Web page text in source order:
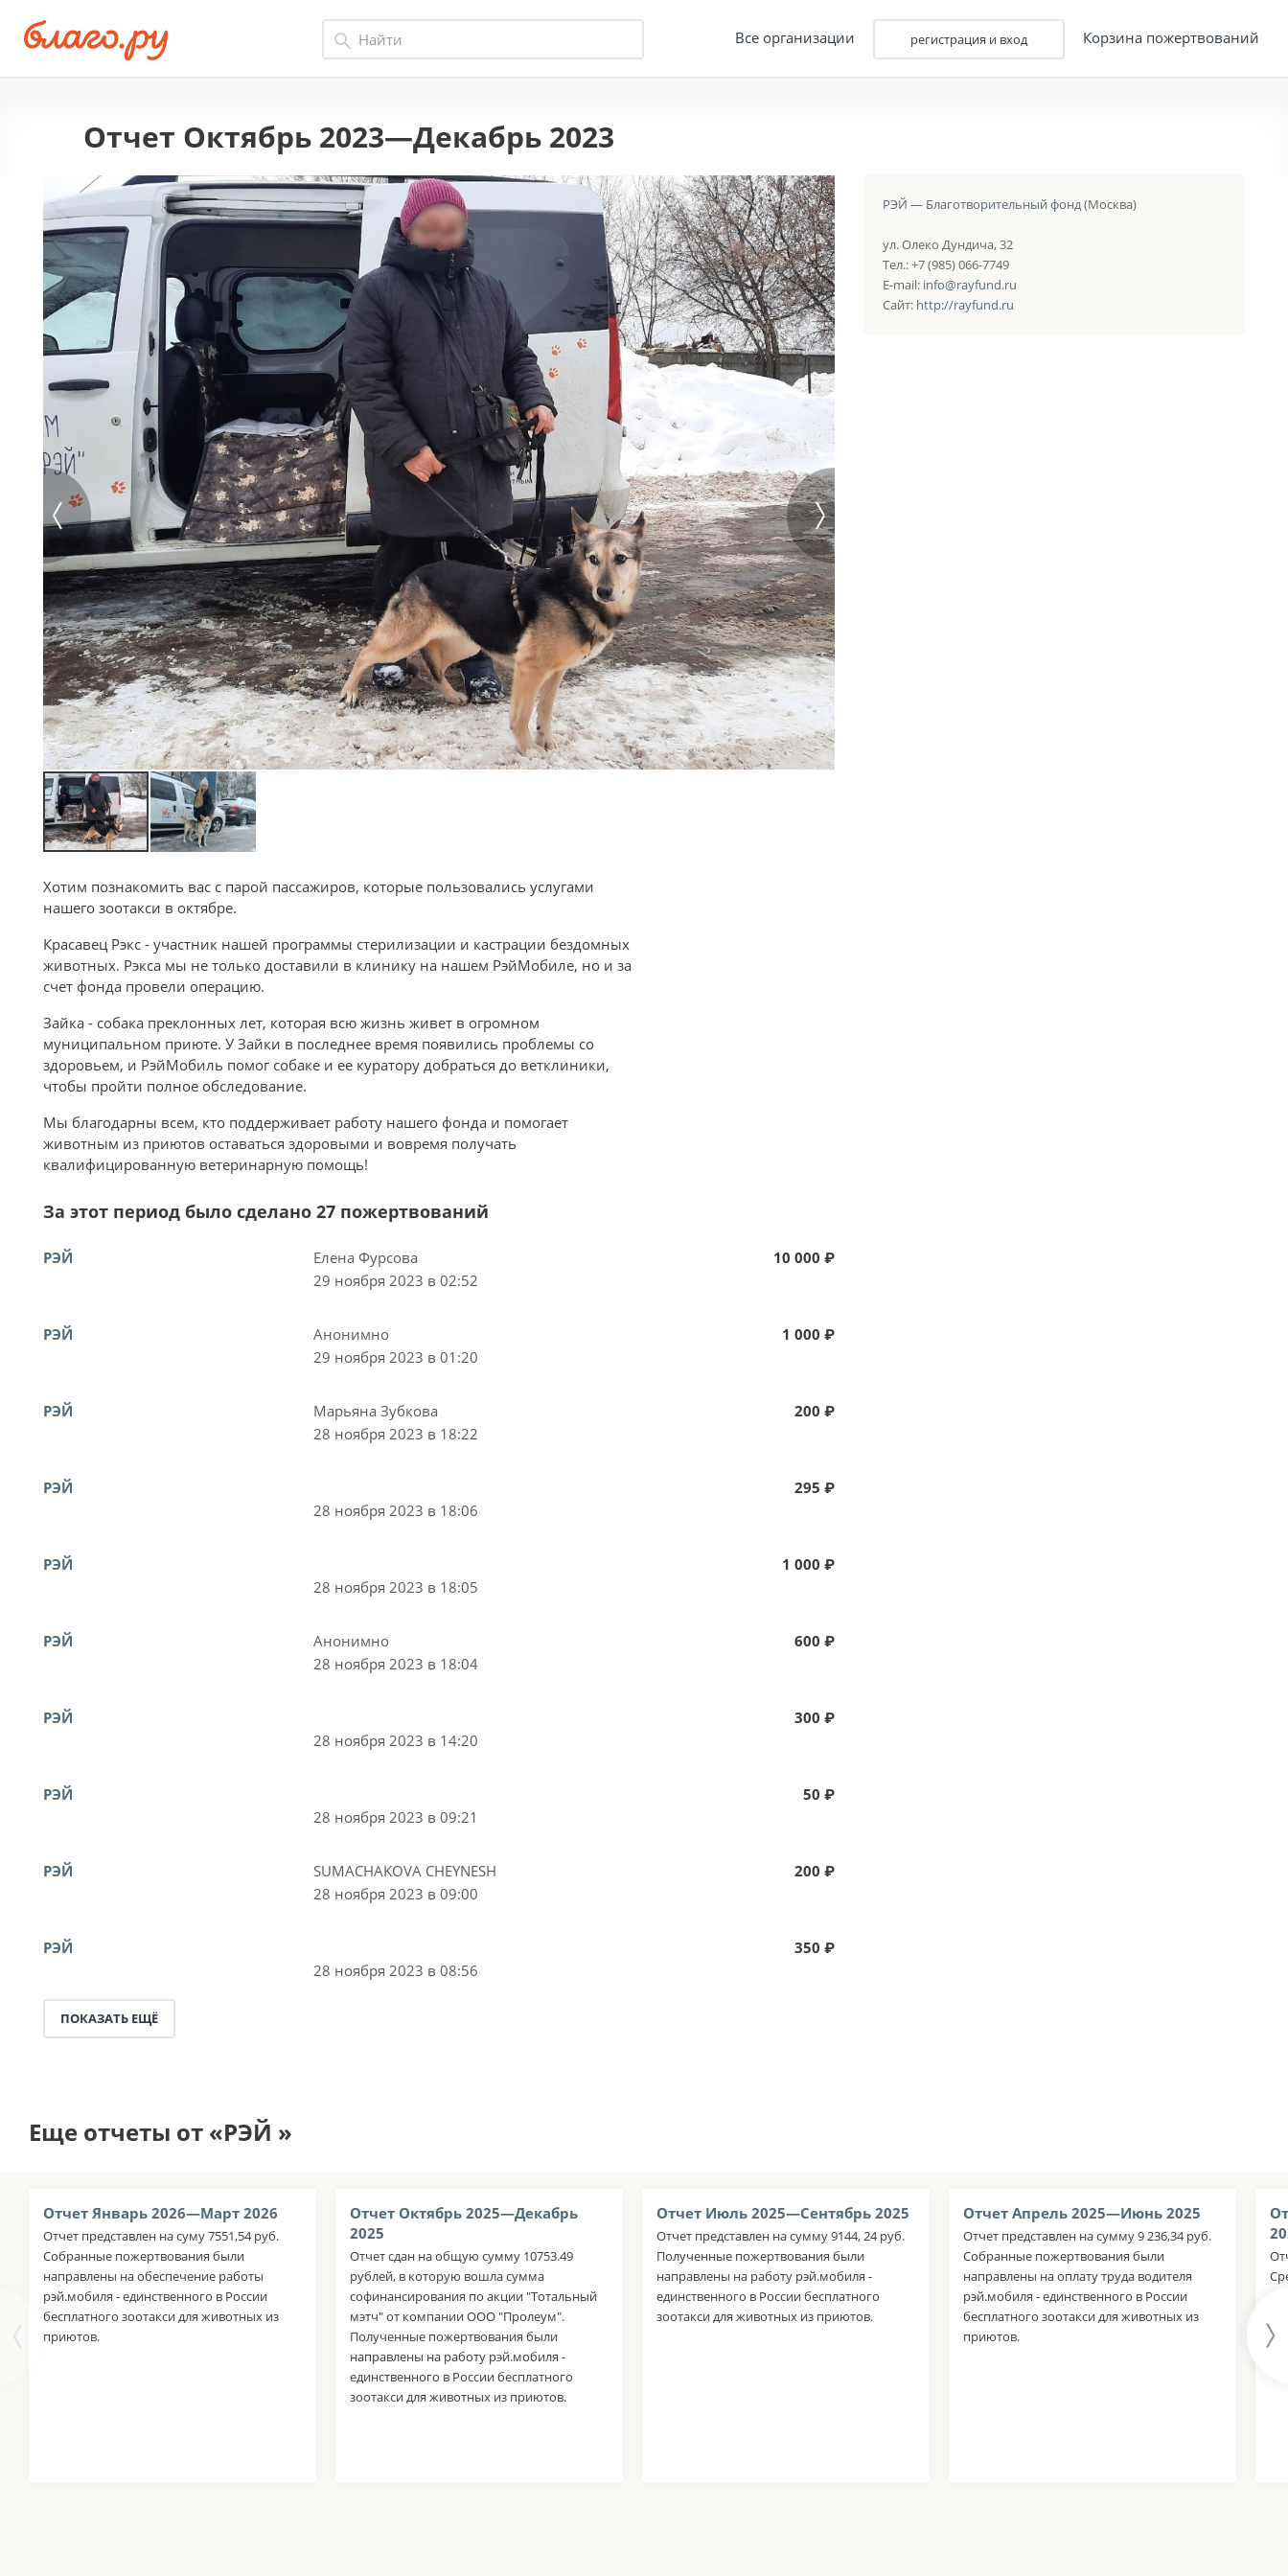
Все организации регистрация и вход Корзина пожертвований
Отчет Октябрь 2023—Декабрь 2023
Хотим познакомить вас с парой пассажиров, которые пользовались услугами
нашего зоотакси в октябре.
Красавец Рэкс - участник нашей программы стерилизации и кастрации бездомных
животных. Рэкса мы не только доставили в клинику на нашем РэйМобиле, но и за
счет фонда провели операцию.
Зайка - собака преклонных лет, которая всю жизнь живет в огромном
муниципальном приюте. У Зайки в последнее время появились проблемы со
здоровьем, и РэйМобиль помог собаке и ее куратору добраться до ветклиники,
чтобы пройти полное обследование.
Мы благодарны всем, кто поддерживает работу нашего фонда и помогает
животным из приютов оставаться здоровыми и вовремя получать
квалифицированную ветеринарную помощь!
За этот период было сделано 27 пожертвований
РЭЙ
Елена Фурсова
29 ноября 2023 в 02:52
10 000 ₽
РЭЙ
Анонимно
29 ноября 2023 в 01:20
1 000 ₽
РЭЙ
Марьяна Зубкова
28 ноября 2023 в 18:22
200 ₽
РЭЙ
28 ноября 2023 в 18:06
295 ₽
РЭЙ
28 ноября 2023 в 18:05
1 000 ₽
РЭЙ
Анонимно
28 ноября 2023 в 18:04
600 ₽
РЭЙ
28 ноября 2023 в 14:20
300 ₽
РЭЙ
28 ноября 2023 в 09:21
50 ₽
РЭЙ
SUMACHAKOVA CHEYNESH
28 ноября 2023 в 09:00
200 ₽
РЭЙ
28 ноября 2023 в 08:56
350 ₽
ПОКАЗАТЬ ЕЩЁ
РЭЙ — Благотворительный фонд(Москва)
ул. Олеко Дундича, 32
Тел.: +7 (985) 066-7749
E-mail: info@rayfund.ru
Сайт: http://rayfund.ru
Еще отчеты от «РЭЙ »
Отчет Январь 2026—Март 2026
Отчет представлен на суму 7551,54 руб.
Собранные пожертвования были
направлены на обеспечение работы
рэй.мобиля - единственного в России
бесплатного зоотакси для животных из
приютов.
Отчет Октябрь 2025—Декабрь
2025
Отчет сдан на общую сумму 10753.49
рублей, в которую вошла сумма
софинансирования по акции "Тотальный
мэтч" от компании ООО "Пролеум".
Полученные пожертвования были
направлены на работу рэй.мобиля -
единственного в России бесплатного
зоотакси для животных из приютов.
Отчет Июль 2025—Сентябрь 2025
Отчет представлен на сумму 9144, 24 руб.
Полученные пожертвования были
направлены на работу рэй.мобиля -
единственного в России бесплатного
зоотакси для животных из приютов.
Отчет Апрель 2025—Июнь 2025
Отчет представлен на сумму 9 236,34 руб.
Собранные пожертвования были
направлены на оплату труда водителя
рэй.мобиля - единственного в России
бесплатного зоотакси для животных из
приютов.